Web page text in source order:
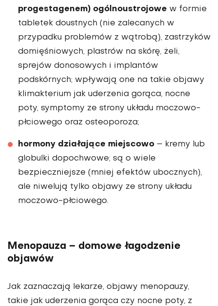
progestagenem) ogólnoustrojowe w formie
tabletek doustnych (nie zalecanych w
przypadku problemów z wątrobą), zastrzyków
domięśniowych, plastrów na skórę, żeli,
sprejów donosowych i implantów
podskórnych; wpływają one na takie objawy
klimakterium jak uderzenia gorąca, nocne
poty, symptomy ze strony układu moczowo-
płciowego oraz osteoporoza;
hormony działające miejscowo – kremy lub
globulki dopochwowe; są o wiele
bezpieczniejsze (mniej efektów ubocznych),
ale niwelują tylko objawy ze strony układu
moczowo-płciowego.
Menopauza – domowe łagodzenie
objawów
Jak zaznaczają lekarze, objawy menopauzy,
takie jak uderzenia gorąca czy nocne poty, z